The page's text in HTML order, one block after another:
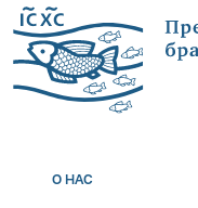
О НАС